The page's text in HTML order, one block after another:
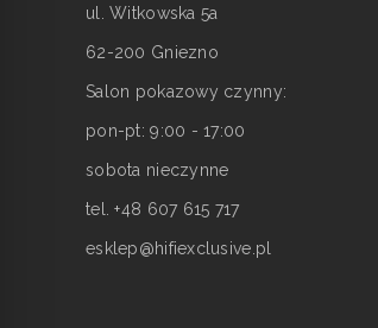
ul. Witkowska 5a
62-200 Gniezno
Salon pokazowy czynny:
pon-pt: 9:00 - 17:00
sobota nieczynne
tel. +48 607 615 717
esklep@hifiexclusive.pl